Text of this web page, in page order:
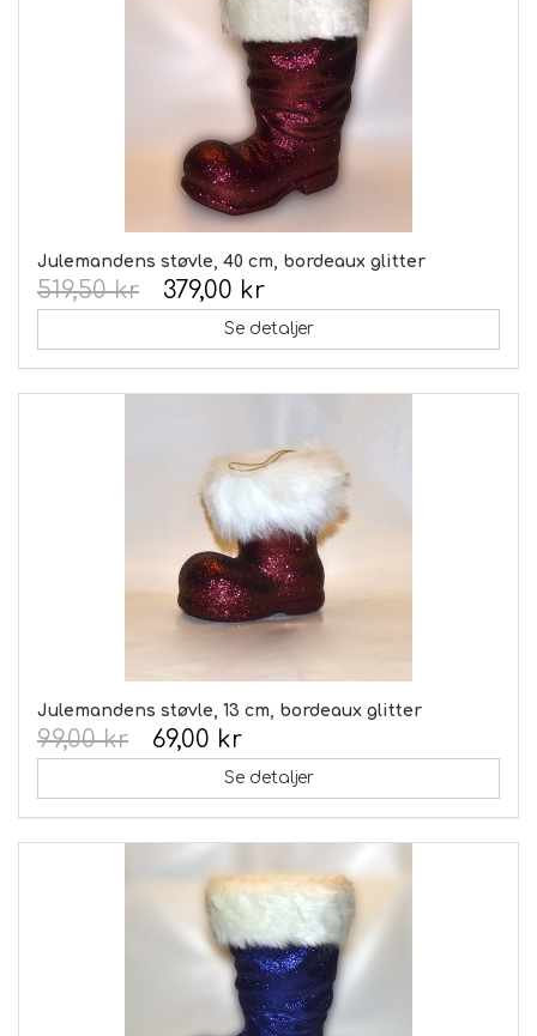
Julemandens støvle, 40 cm, bordeaux glitter
379,00 kr
519,50 kr
Se detaljer
Julemandens støvle, 13 cm, bordeaux glitter
69,00 kr
99,00 kr
Se detaljer